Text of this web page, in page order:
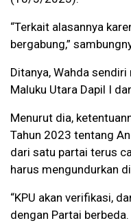
“Terkait alasannya
bergabung,”
Ditanya, Wahda
Maluku Utara Dapil I
Menurut dia,
Tahun 2023 tentang
dari satu partai terus
harus mengundurkan
“KPU akan verifikasi,
dengan Partai